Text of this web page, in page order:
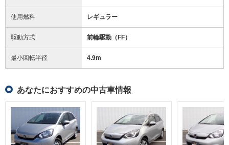
使用燃料 レギュラー
駆動方式 前輪駆動（FF）
最小回転半径 4.9m
あなたにおすすめの中古車情報